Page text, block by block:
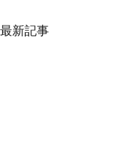
最新記事